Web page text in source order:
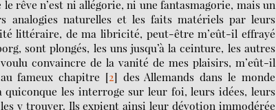
rêve n’est ni allégorie, ni une fantasmagorie, mais un
analogies naturelles et les faits matériels par leurs
littéraire, de ma libricité, peut-être m’eût-il effrayé
sont plongés, les uns jusqu’à la ceinture, les autres
convaincre de la vanité de mes plaisirs, m’eût-il
fameux chapitre [2] des Allemands dans le monde
les interroge sur leur foi, leurs idées, leurs
y trouver. Ils expient ainsi leur dévotion immodérée